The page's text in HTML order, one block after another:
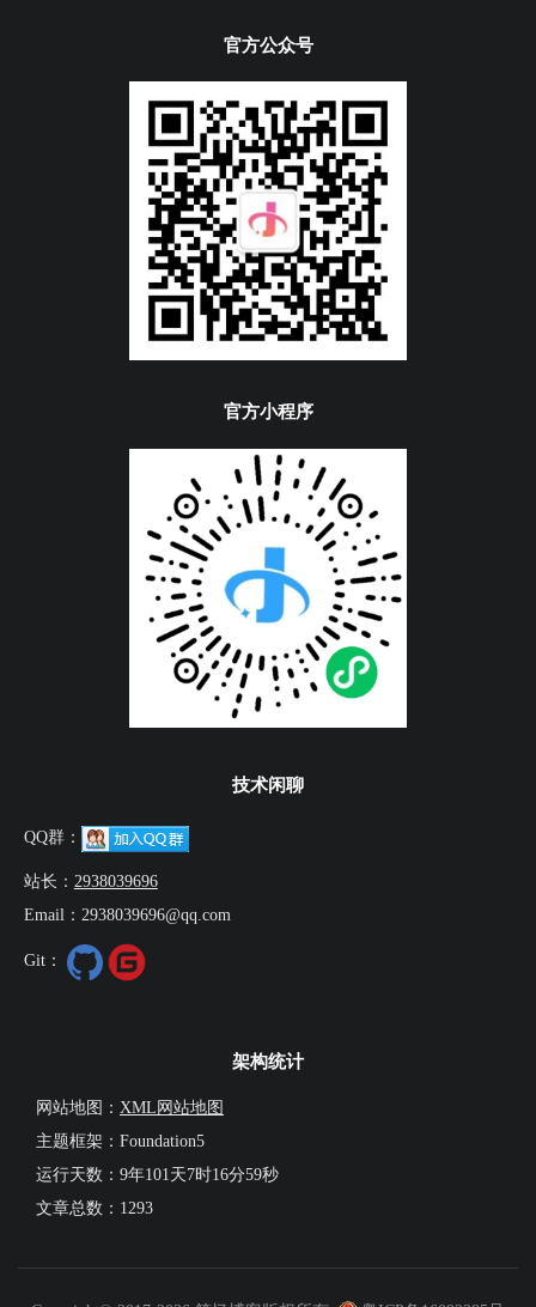
官方公众号
官方小程序
技术闲聊
QQ群：
站长： 2938039696
Email：2938039696@qq.com
Git：
架构统计
网站地图： XML网站地图
主题框架：Foundation5
运行天数： 9年101天7时16分59秒
文章总数：1293